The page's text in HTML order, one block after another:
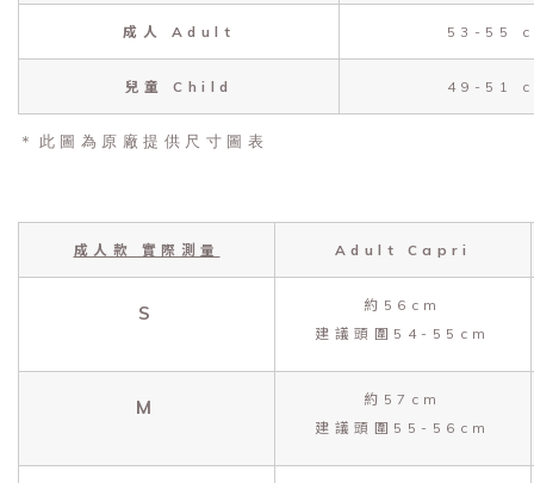
成人 Adult 53-55
兒童 Child 49-51
＊此圖為原廠提供尺寸圖表
成人款 實際測量 Adult Capri
S
約56cm
建議頭圍54-55cm
M
約57cm
建議頭圍55-56cm